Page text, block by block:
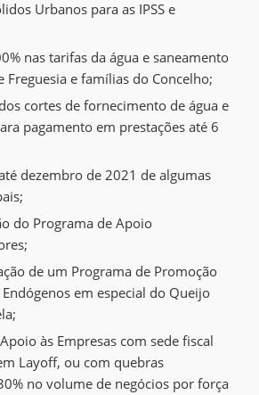
Urbanos para as IPSS e
nas tarifas da água e saneamento
Freguesia e famílias do Concelho;
cortes de fornecimento de água e
pagamento em prestações até 6
dezembro de 2021 de algumas
do Programa de Apoio
de um Programa de Promoção
em especial do Queijo
às Empresas com sede fiscal
Layoff, ou com quebras
no volume de negócios por força